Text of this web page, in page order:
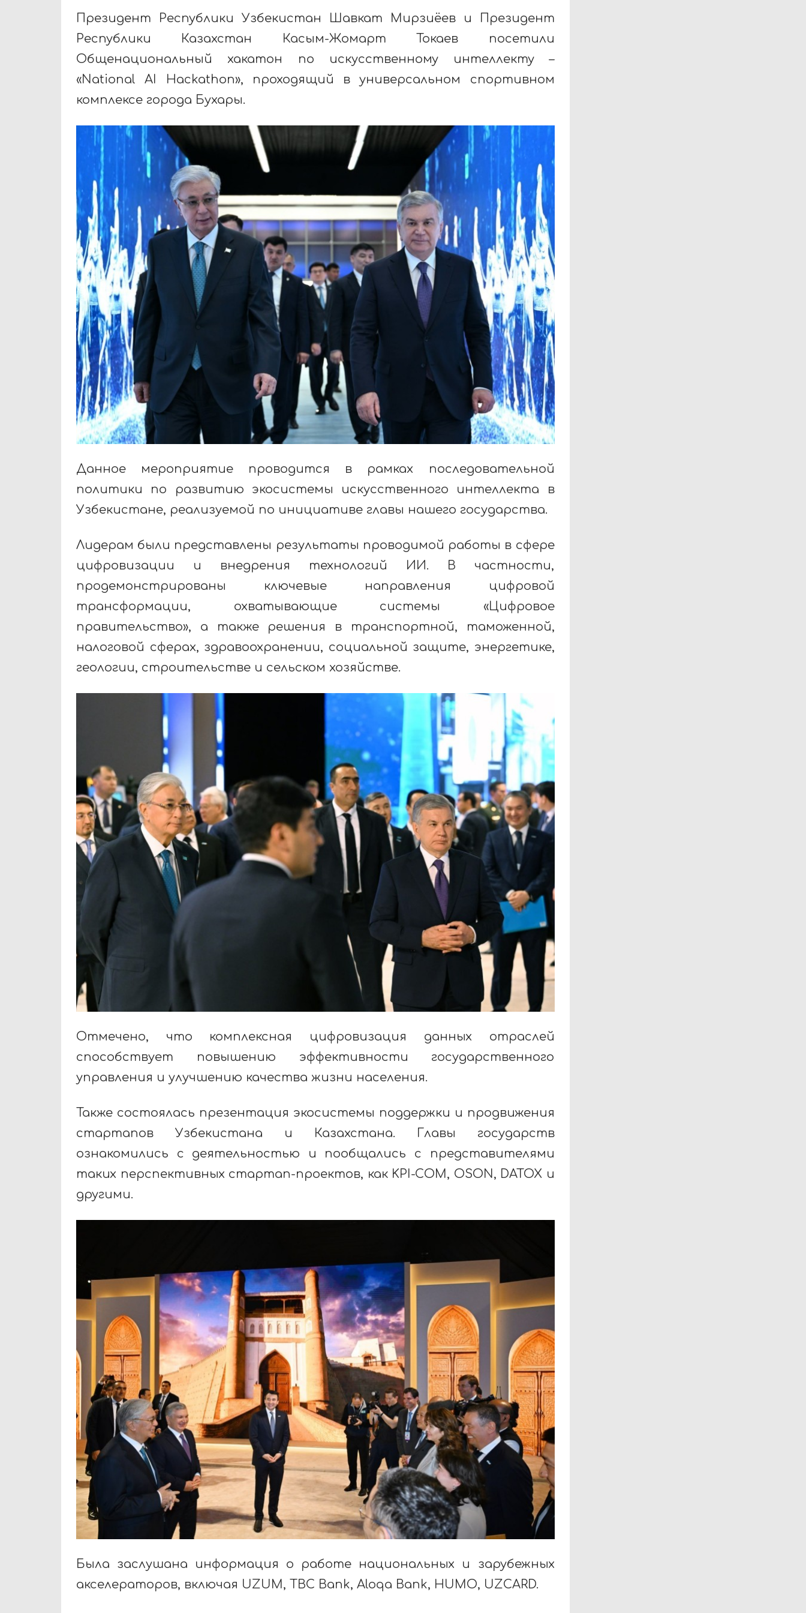
Президент Республики Узбекистан Шавкат Мирзиёев и Президент
Республики Казахстан Касым-Жомарт Токаев посетили
Общенациональный хакатон по искусственному интеллекту –
«National AI Hackathon», проходящий в универсальном спортивном
комплексе города Бухары.
Данное мероприятие проводится в рамках последовательной
политики по развитию экосистемы искусственного интеллекта в
Узбекистане, реализуемой по инициативе главы нашего государства.
Лидерам были представлены результаты проводимой работы в сфере
цифровизации и внедрения технологий ИИ. В частности,
продемонстрированы ключевые направления цифровой
трансформации, охватывающие системы «Цифровое
правительство», а также решения в транспортной, таможенной,
налоговой сферах, здравоохранении, социальной защите, энергетике,
геологии, строительстве и сельском хозяйстве.
Отмечено, что комплексная цифровизация данных отраслей
способствует повышению эффективности государственного
управления и улучшению качества жизни населения.
Также состоялась презентация экосистемы поддержки и продвижения
стартапов Узбекистана и Казахстана. Главы государств
ознакомились с деятельностью и пообщались с представителями
таких перспективных стартап-проектов, как KPI-COM, OSON, DATOX и
другими.
Была заслушана информация о работе национальных и зарубежных
акселераторов, включая UZUM, TBC Bank, Aloqa Bank, HUMO, UZCARD.